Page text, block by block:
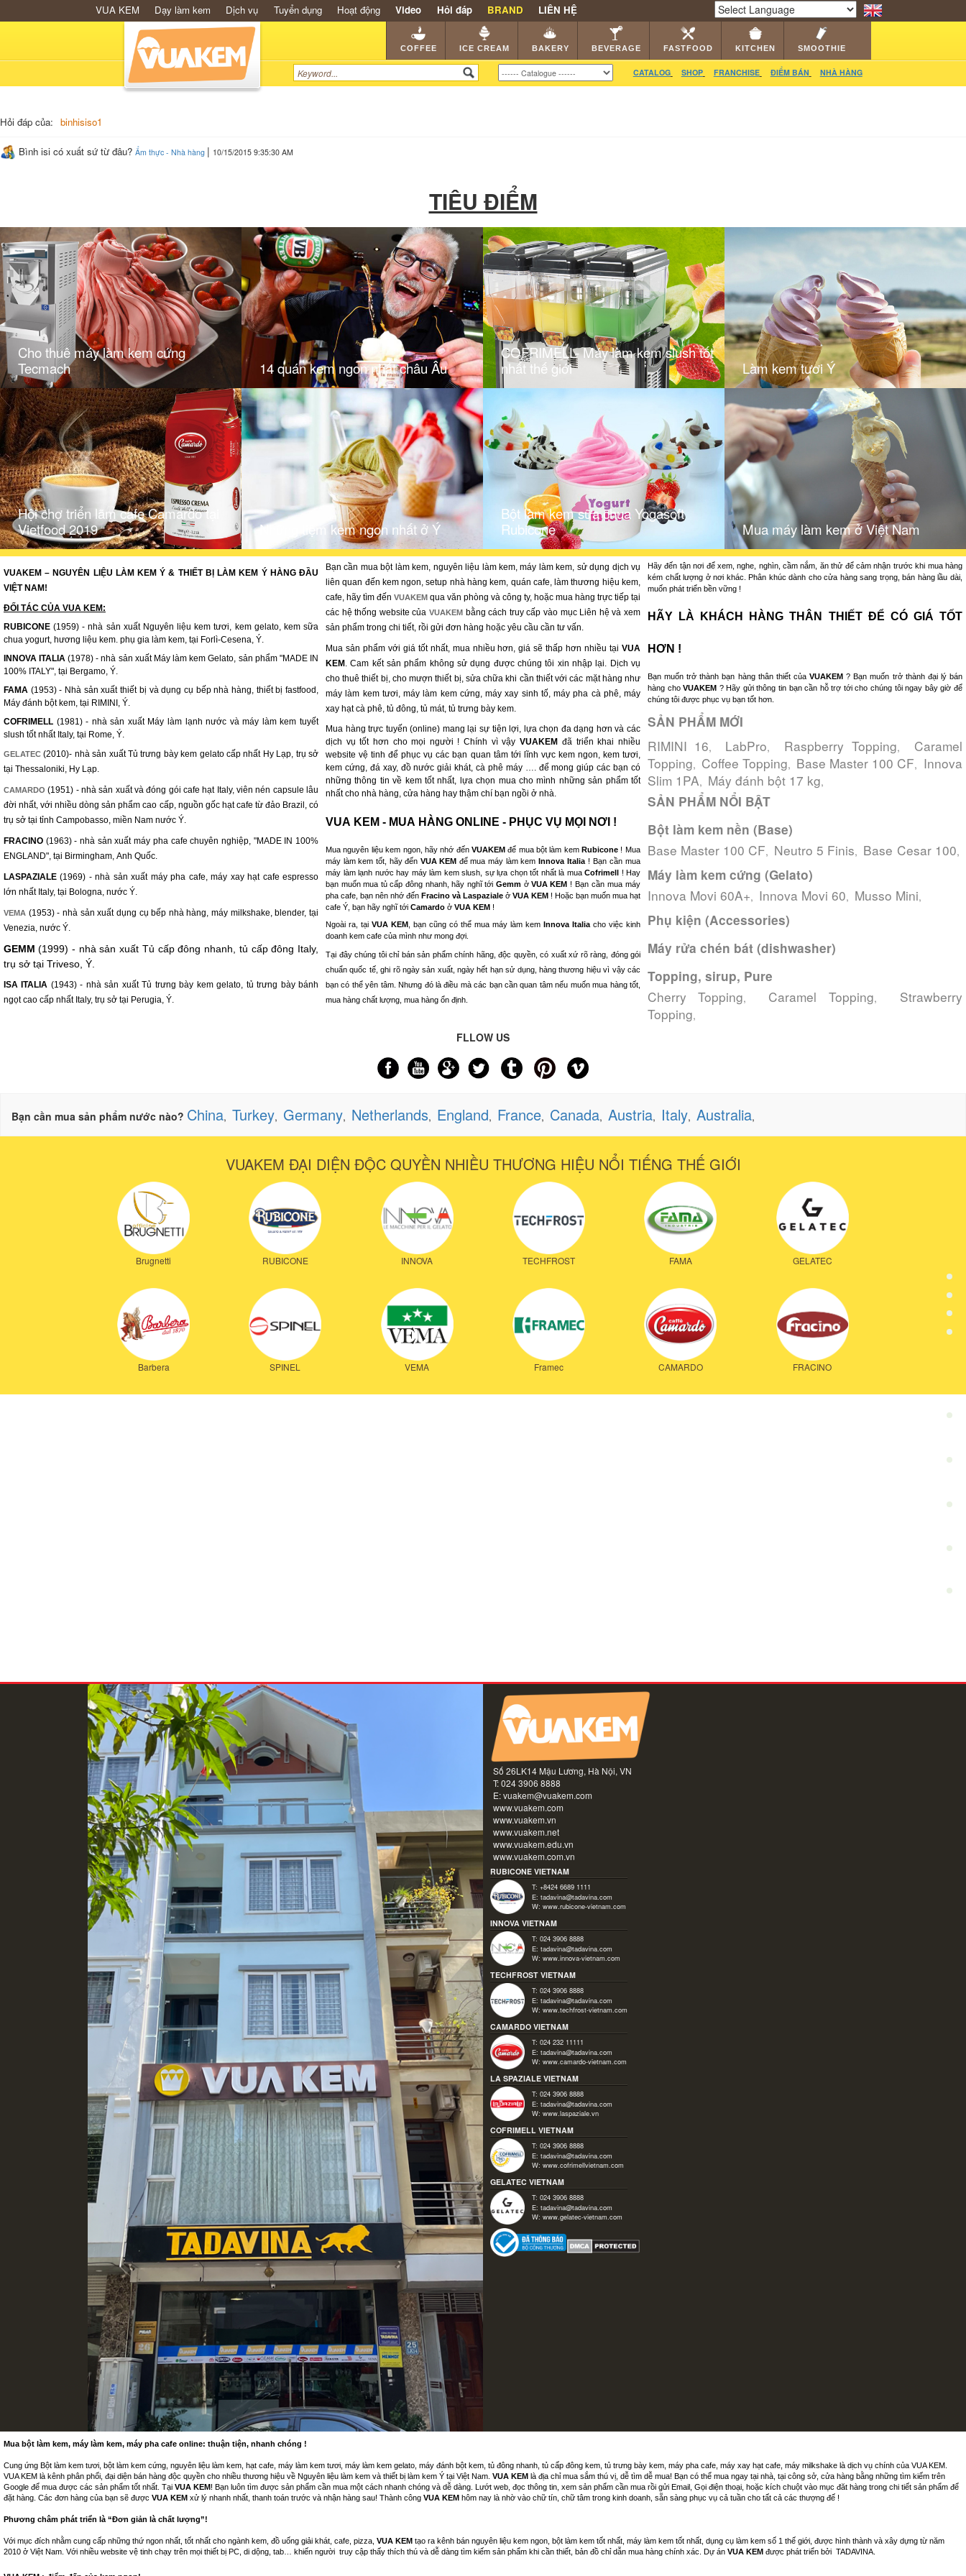
SHOP KEM NGON HẠT CAFE NHÀ HÀNG VIDEO HỎI ĐÁP LIÊN HỆ
VUA KEM Dạy làm kem Dịch vụ Tuyển dụng Hoạt động Video Hỏi đáp BRAND LIÊN HỆ
Powered by Translate
COFFEE ICE CREAM BAKERY BEVERAGE FASTFOOD KITCHEN SMOOTHIE
CATALOG SHOP FRANCHISE ĐIỂM BÁN NHÀ HÀNG
Hỏi đáp của: binhisiso1
Bình isi có xuất sứ từ đâu? Ẩm thực - Nhà hàng | 10/15/2015 9:35:30 AM
TIÊU ĐIỂM
Cho thuê máy làm kem cứng
Tecmach
14 quán kem ngon nhất châu Âu
COFRIMELL- Máy làm kem slush tốt
nhất thế giới
Làm kem tươi Ý
Hội chợ triển lãm cafe Camardo tại
Vietfood 2019
Những tiệm kem ngon nhất ở Ý
Bột làm kem sữa chua Yogasoft
Rubicone
Mua máy làm kem ở Việt Nam
VUAKEM – NGUYÊN LIỆU LÀM KEM Ý & THIẾT BỊ LÀM KEM Ý HÀNG ĐẦU
VIỆT NAM!
ĐỐI TÁC CỦA VUA KEM:
RUBICONE (1959) - nhà sản xuất Nguyên liệu kem tươi, kem gelato, kem sữa
chua yogurt, hương liệu kem. phụ gia làm kem, tại Forlì-Cesena, Ý.
INNOVA ITALIA (1978) - nhà sản xuất Máy làm kem Gelato, sản phẩm "MADE IN
100% ITALY", tại Bergamo, Ý.
FAMA (1953) - Nhà sản xuất thiết bị và dụng cụ bếp nhà hàng, thiết bị fastfood,
Máy đánh bột kem, tại RIMINI, Ý.
COFRIMELL (1981) - nhà sản xuất Máy làm lạnh nước và máy làm kem tuyết
slush tốt nhất Italy, tại Rome, Ý.
GELATEC (2010)- nhà sản xuất Tủ trưng bày kem gelato cấp nhất Hy Lạp, trụ sở
tại Thessaloniki, Hy Lạp.
CAMARDO (1951) - nhà sản xuất và đóng gói cafe hạt Italy, viên nén capsule lâu
đời nhất, với nhiều dòng sản phẩm cao cấp, nguồn gốc hạt cafe từ đảo Brazil, có
trụ sở tại tỉnh Campobasso, miền Nam nước Ý.
FRACINO (1963) - nhà sản xuất máy pha cafe chuyên nghiệp, "MADE IN 100%
ENGLAND", tại Birmingham, Anh Quốc.
LASPAZIALE (1969) - nhà sản xuất máy pha cafe, máy xay hạt cafe espresso
lớn nhất Italy, tại Bologna, nước Ý.
VEMA (1953) - nhà sản xuất dụng cụ bếp nhà hàng, máy milkshake, blender, tại
Venezia, nước Ý.
GEMM (1999) - nhà sản xuất Tủ cấp đông nhanh, tủ cấp đông Italy,
trụ sở tại Triveso, Ý.
ISA ITALIA (1943) - nhà sản xuất Tủ trưng bày kem gelato, tủ trưng bày bánh
ngọt cao cấp nhất Italy, trụ sở tại Perugia, Ý.
Bạn cần mua bột làm kem, nguyên liệu làm kem, máy làm kem, sử dụng dịch vụ
liên quan đến kem ngon, setup nhà hàng kem, quán cafe, làm thương hiệu kem,
cafe, hãy tìm đến VUAKEM qua văn phòng và công ty, hoặc mua hàng trực tiếp tại
các hệ thống website của VUAKEM bằng cách truy cấp vào mục Liên hệ và xem
sản phẩm trong chi tiết, rồi gửi đơn hàng hoặc yêu cầu cần tư vấn.
Mua sản phẩm với giá tốt nhất, mua nhiều hơn, giá sẽ thấp hơn nhiều tại VUA
KEM . Cam kết sản phẩm không sử dụng được chúng tôi xin nhập lại. Dịch vụ
cho thuê thiết bị, cho mượn thiết bị, sửa chữa khi cần thiết với các mặt hàng như
máy làm kem tươi, máy làm kem cứng, máy xay sinh tố, máy pha cà phê, máy
xay hạt cà phê, tủ đông, tủ mát, tủ trưng bày kem.
Mua hàng trực tuyến (online) mang lại sự tiện lợi, lựa chọn đa dạng hơn và các
dịch vụ tốt hơn cho mọi người ! Chính vì vậy VUAKEM đã triển khai nhiều
website vệ tinh để phục vụ các bạn quan tâm tới lĩnh vực kem ngon, kem tươi,
kem cứng, đá xay, đồ nước giải khát, cà phê máy …. để mong giúp các bạn có
những thông tin về kem tốt nhất, lựa chọn mua cho mình những sản phẩm tốt
nhất cho nhà hàng, cửa hàng hay thậm chí bạn ngồi ở nhà.
VUA KEM - MUA HÀNG ONLINE - PHỤC VỤ MỌI NƠI !
Mua nguyên liệu kem ngon, hãy nhớ đến VUAKEM để mua bột làm kem Rubicone ! Mua
máy làm kem tốt, hãy đến VUA KEM để mua máy làm kem Innova Italia ! Bạn cần mua
máy làm lạnh nước hay máy làm kem slush, sự lựa chọn tốt nhất là mua Cofrimell ! Hay
bạn muốn mua tủ cấp đông nhanh, hãy nghĩ tới Gemm ở VUA KEM ! Bạn cần mua máy
pha cafe, bạn nên nhớ đến Fracino và Laspaziale ở VUA KEM ! Hoặc bạn muốn mua hạt
cafe Ý, bạn hãy nghĩ tới Camardo ở VUA KEM !
Ngoài ra, tại VUA KEM , bạn cũng có thể mua máy làm kem Innova Italia cho việc kinh
doanh kem cafe của mình như mong đợi.
Tại đây chúng tôi chỉ bán sản phẩm chính hãng, độc quyền, có xuất xứ rõ ràng, đóng gói
chuẩn quốc tế, ghi rõ ngày sản xuất, ngày hết hạn sử dụng, hàng thương hiệu vì vậy các
bạn có thể yên tâm. Nhưng đó là điều mà các bạn cần quan tâm nếu muốn mua hàng tốt,
mua hàng chất lượng, mua hàng ổn định.
Hãy đến tận nơi để xem, nghe, nghìn, cầm nắm, ăn thử để cảm nhận trước khi mua hàng
kém chất lượng ở nơi khác. Phân khúc dành cho cửa hàng sang trọng, bán hàng lầu dài,
muốn phát triển bền vững !
HÃY LÀ KHÁCH HÀNG THÂN THIẾT ĐỂ CÓ GIÁ TỐT
HƠN !
Bạn muốn trở thành bạn hàng thân thiết của VUAKEM ? Bạn muốn trở thành đại lý bán
hàng cho VUAKEM ? Hãy gửi thông tin bạn cần hỗ trợ tới cho chúng tôi ngay bây giờ để
chúng tôi được phục vụ bạn tốt hơn.
SẢN PHẨM MỚI
RIMINI 16, LabPro, Raspberry Topping, Caramel
Topping, Coffee Topping, Base Master 100 CF, Innova
Slim 1PA, Máy đánh bột 17 kg,
SẢN PHẨM NỔI BẬT
Bột làm kem nền (Base)
Base Master 100 CF, Neutro 5 Finis, Base Cesar 100,
Máy làm kem cứng (Gelato)
Innova Movi 60A+, Innova Movi 60, Musso Mini,
Phụ kiện (Accessories)
Máy rửa chén bát (dishwasher)
Topping, sirup, Pure
Cherry Topping, Caramel Topping, Strawberry
Topping,
FLLOW US
Bạn cần mua sản phẩm nước nào? China, Turkey, Germany, Netherlands, England, France, Canada, Austria, Italy, Australia,
VUAKEM ĐẠI DIỆN ĐỘC QUYỀN NHIỀU THƯƠNG HIỆU NỔI TIẾNG THẾ GIỚI
Brugnetti RUBICONE INNOVA TECHFROST FAMA GELATEC
Barbera SPINEL VEMA Framec CAMARDO FRACINO
Số 26LK14 Mậu Lương, Hà Nội, VN
T: 024 3906 8888
E:vuakem@vuakem.com
www.vuakem.com
www.vuakem.vn
www.vuakem.net
www.vuakem.edu.vn
www.vuakem.com.vn
RUBICONE VIETNAM
T: +8424 6689 1111
E: tadavina@tadavina.com
W: www.rubicone-vietnam.com
INNOVA VIETNAM
T: 024 3906 8888
E: tadavina@tadavina.com
W: www.innova-vietnam.com
TECHFROST VIETNAM
T: 024 3906 8888
E: tadavina@tadavina.com
W: www.techfrost-vietnam.com
CAMARDO VIETNAM
T: 024 232 11111
E: tadavina@tadavina.com
W: www.camardo-vietnam.com
LA SPAZIALE VIETNAM
T: 024 3906 8888
E: tadavina@tadavina.com
W: www.laspaziale.vn
COFRIMELL VIETNAM
T: 024 3906 8888
E: tadavina@tadavina.com
W: www.cofrimellvietnam.com
GELATEC VIETNAM
T: 024 3906 8888
E: tadavina@tadavina.com
W: www.gelatec-vietnam.com
Mua bột làm kem, máy làm kem, máy pha cafe online: thuận tiện, nhanh chóng !
Cung ứng Bột làm kem tươi, bột làm kem cứng, nguyên liệu làm kem, hạt cafe, máy làm kem tươi, máy làm kem gelato, máy đánh bột kem, tủ đông nhanh, tủ cấp đông kem, tủ trưng bày kem, máy pha cafe, máy xay hạt cafe, máy milkshake là dịch vụ chính của VUA KEM.
VUA KEM là kênh phân phối, đại diện bán hàng độc quyền cho nhiều thương hiệu về Nguyên liệu làm kem và thiết bị làm kem Ý tại Việt Nam. VUA KEM là địa chỉ mua sắm thú vị, dễ tìm dễ mua! Bạn có thể mua ngay tại nhà, tại công sở, cửa hàng bằng những tìm kiếm trên
Google để mua được các sản phẩm tốt nhất. Tại VUA KEM! Bạn luôn tìm được sản phẩm cần mua một cách nhanh chóng và dễ dàng. Lướt web, đọc thông tin, xem sản phẩm cần mua rồi gửi Email, Gọi điện thoại, hoặc kích chuột vào mục đăt hàng trong chi tiết sản phẩm để
đặt hàng. Các đơn hàng của bạn sẽ được VUA KEM xử lý nhanh nhất, thanh toán trước và nhận hàng sau! Thành công VUA KEM hôm nay là nhờ vào chữ tín, chữ tâm trong kinh doanh, sẵn sàng phục vụ cả tuần cho tất cả các thượng đế !
Phương châm phát triển là “Đơn giản là chất lượng”!
Với mục đích nhằm cung cấp những thứ ngon nhất, tốt nhất cho ngành kem, đồ uống giải khát, cafe, pizza, VUA KEM tạo ra kênh bán nguyên liệu kem ngon, bột làm kem tốt nhất, máy làm kem tốt nhất, dụng cụ làm kem số 1 thế giới, được hình thành và xây dựng từ năm
2010 ở Việt Nam. Với nhiều website vệ tinh chạy trên mọi thiết bị PC, di dộng, tab… khiến người truy cập thấy thích thú và dễ dàng tìm kiếm sản phẩm khi cần thiết, bản đồ chỉ dẫn mua hàng chính xác. Dự án VUA KEM được phát triển bởi TADAVINA